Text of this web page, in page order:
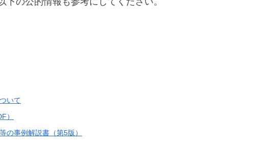
いて
）
の事例解説書（第5版）